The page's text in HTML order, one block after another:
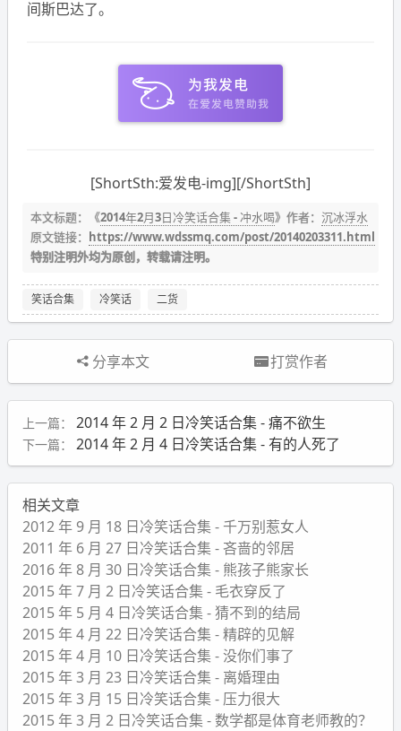
间斯巴达了。
[ShortSth:爱发电-img][/ShortSth]
本文标题：《2014年2月3日冷笑话合集 - 冲水喝》作者： 沉冰浮水
原文链接： https://www.wdssmq.com/post/20140203311.html
特别注明外均为原创，转载请注明。
笑话合集 冷笑话 二货
分享本文 打赏作者
上一篇： 2014 年 2 月 2 日冷笑话合集 - 痛不欲生
下一篇： 2014 年 2 月 4 日冷笑话合集 - 有的人死了
相关文章
2012 年 9 月 18 日冷笑话合集 - 千万别惹女人
2011 年 6 月 27 日冷笑话合集 - 吝啬的邻居
2016 年 8 月 30 日冷笑话合集 - 熊孩子熊家长
2015 年 7 月 2 日冷笑话合集 - 毛衣穿反了
2015 年 5 月 4 日冷笑话合集 - 猜不到的结局
2015 年 4 月 22 日冷笑话合集 - 精辟的见解
2015 年 4 月 10 日冷笑话合集 - 没你们事了
2015 年 3 月 23 日冷笑话合集 - 离婚理由
2015 年 3 月 15 日冷笑话合集 - 压力很大
2015 年 3 月 2 日冷笑话合集 - 数学都是体育老师教的？